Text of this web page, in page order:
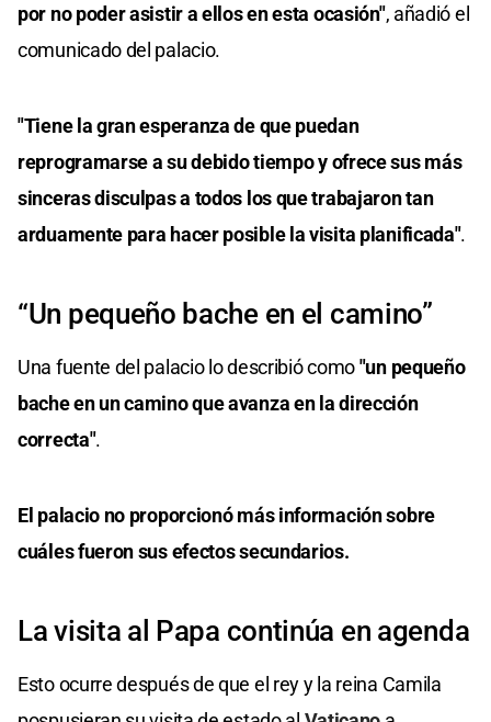
por no poder asistir a ellos en esta ocasión", añadió el
comunicado del palacio.
"Tiene la gran esperanza de que puedan
reprogramarse a su debido tiempo y ofrece sus más
sinceras disculpas a todos los que trabajaron tan
arduamente para hacer posible la visita planificada".
“Un pequeño bache en el camino”
Una fuente del palacio lo describió como"un pequeño
bache en un camino que avanza en la dirección
correcta".
El palacio no proporcionó más información sobre
cuáles fueron sus efectos secundarios.
La visita al Papa continúa en agenda
Esto ocurre después de que el rey y la reina Camila